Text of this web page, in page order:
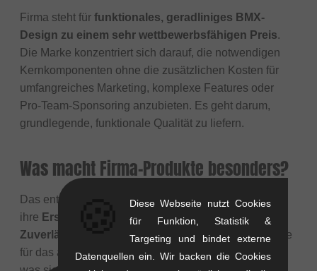
Firma steht für funktionales, geradliniges BMX-
Design zu einem sehr wettbewerbsfähigen Preis.
Die Marke konzentriert sich darauf, die notwendigen
Kernkomponenten ohne die zusätzlichen Kosten für
umfangreiches Marketing, komplexe Features oder
Pro-Team-Sponsoring anzubieten. Es geht darum,
grundlegende, funktionale Qualität zu liefern.
Was macht Firma-Produkte besonders?
Das entscheidende Merkmal von Firma-Produkten ist
ihre Erschwinglichkeit kombiniert mit funktionaler
Zuverlässigkeit
. Sie bieten essentielle BMX-Teile, die
für das alltägliche Fahren zuverlässig funktionieren,
Diese Webseite nutzt Cookies
für Funktion, Statistik &
Targeting und bindet externe
Datenquellen ein. Wir backen die Cookies